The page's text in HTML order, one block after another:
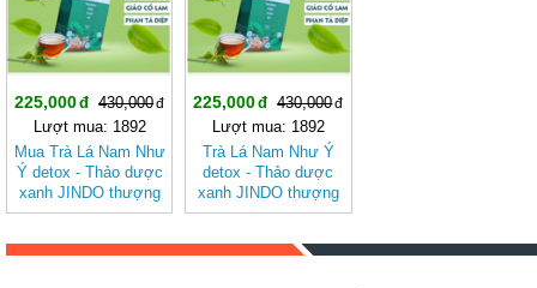
225,000
430,000
Lượt mua: 1892
Mua Trà Lá Nam Như
Ý detox - Thảo dược
xanh JINDO thượng
hạng hỗ trợ đường
cân , thải độc gan
225,000
430,000
Lượt mua: 1892
Trà Lá Nam Như Ý
detox - Thảo dược
xanh JINDO thượng
hạng hỗ trợ đường
cân , thải độc gan